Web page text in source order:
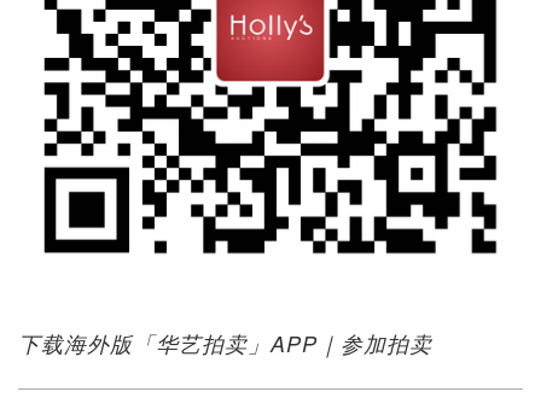
下载海外版「华艺拍卖」APP｜参加拍卖